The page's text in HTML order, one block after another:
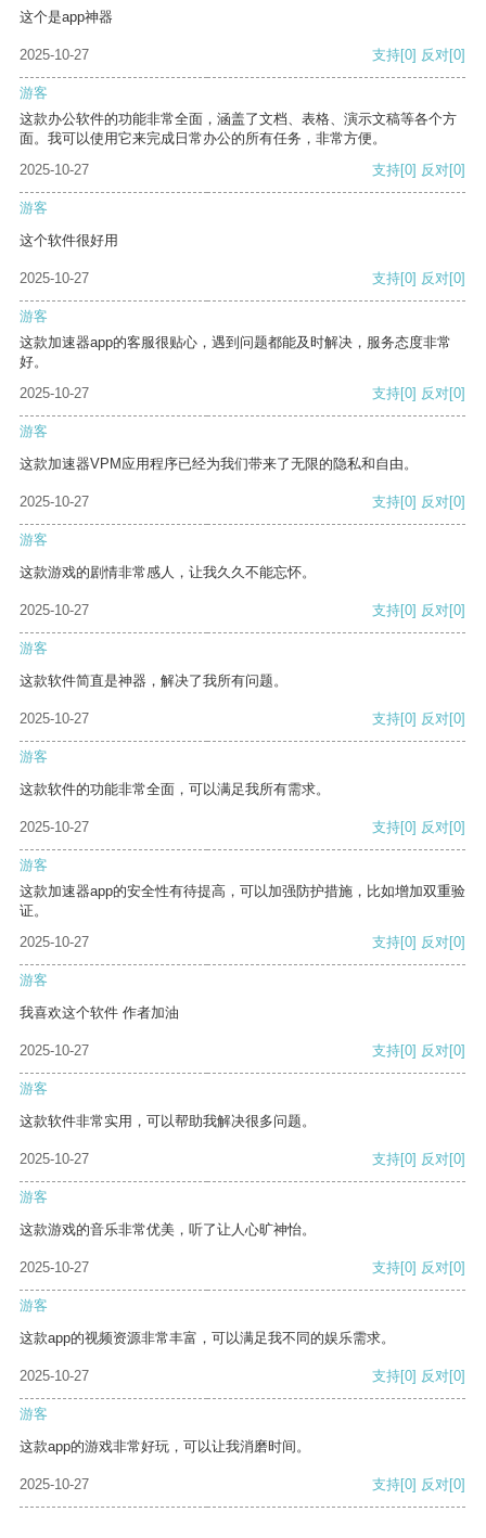
这个是app神器
2025-10-27 支持[0] 反对[0]
游客
这款办公软件的功能非常全面，涵盖了文档、表格、演示文稿等各个方
面。我可以使用它来完成日常办公的所有任务，非常方便。
2025-10-27
支持[0] 反对[0]
游客
这个软件很好用
2025-10-27 支持[0] 反对[0]
游客
这款加速器app的客服很贴心，遇到问题都能及时解决，服务态度非常
好。
2025-10-27
支持[0] 反对[0]
游客
这款加速器VPM应用程序已经为我们带来了无限的隐私和自由。
2025-10-27 支持[0] 反对[0]
游客
这款游戏的剧情非常感人，让我久久不能忘怀。
2025-10-27 支持[0] 反对[0]
游客
这款软件简直是神器，解决了我所有问题。
2025-10-27 支持[0] 反对[0]
游客
这款软件的功能非常全面，可以满足我所有需求。
2025-10-27 支持[0] 反对[0]
游客
这款加速器app的安全性有待提高，可以加强防护措施，比如增加双重验
证。
2025-10-27
支持[0] 反对[0]
游客
我喜欢这个软件 作者加油
2025-10-27 支持[0] 反对[0]
游客
这款软件非常实用，可以帮助我解决很多问题。
2025-10-27 支持[0] 反对[0]
游客
这款游戏的音乐非常优美，听了让人心旷神怡。
2025-10-27 支持[0] 反对[0]
游客
这款app的视频资源非常丰富，可以满足我不同的娱乐需求。
2025-10-27 支持[0] 反对[0]
游客
这款app的游戏非常好玩，可以让我消磨时间。
2025-10-27 支持[0] 反对[0]